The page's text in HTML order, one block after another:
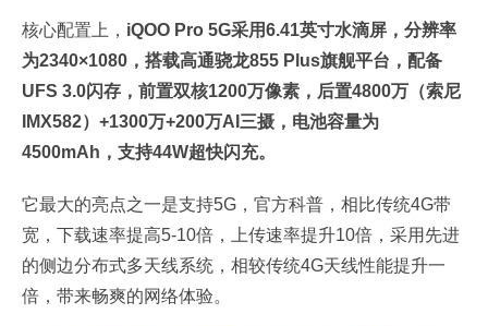
核心配置上， iQOO Pro 5G采用6.41英寸水滴屏，分辨率
为2340×1080，搭载高通骁龙855 Plus旗舰平台，配备
UFS 3.0闪存，前置双核1200万像素，后置4800万（索尼
IMX582）+1300万+200万AI三摄，电池容量为
4500mAh，支持44W超快闪充。
它最大的亮点之一是支持5G，官方科普，相比传统4G带
宽，下载速率提高5-10倍，上传速率提升10倍，采用先进
的侧边分布式多天线系统，相较传统4G天线性能提升一
倍，带来畅爽的网络体验。